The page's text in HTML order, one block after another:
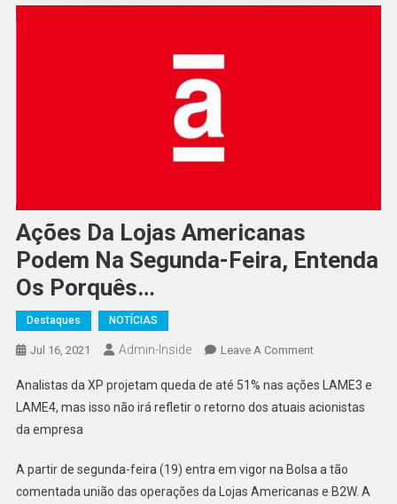
Ações Da Lojas Americanas
Podem Na Segunda-Feira, Entenda
Os Porquês…
Destaques NOTÍCIAS
Jul 16, 2021 Admin-Inside Leave A CommentOn
Da
Lojas
Na
Segunda-
Analistas da XP projetam queda de até 51% nas ações LAME3 e
LAME4, mas isso não irá refletir o retorno dos atuais acionistas
da empresa
A partir de segunda-feira (19) entra em vigor na Bolsa a tão
comentada união das operações da Lojas Americanas e B2W. A